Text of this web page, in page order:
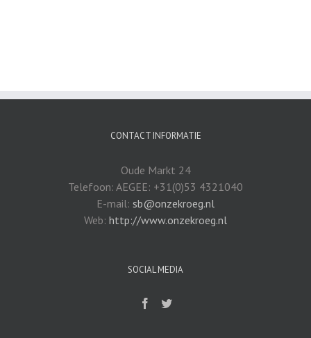
CONTACT INFORMATIE
Oude Markt 24
Telefoon: AEGEE: +31(0)53 4321040
E-mail: sb@onzekroeg.nl
Web: http://www.onzekroeg.nl
SOCIAL MEDIA